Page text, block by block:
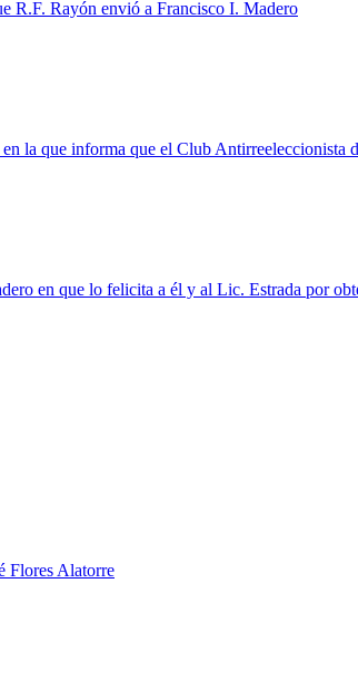
R.F. Rayón envió a Francisco I. Madero
la que informa que el Club Antirreeleccionista
en que lo felicita a él y al Lic. Estrada por
Flores Alatorre